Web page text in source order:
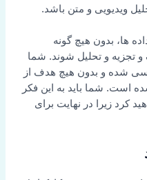
و متن باشد.
هیچ گونه
شوند. شما
هیچ هدف از
باید به این فکر
در نهایت برای